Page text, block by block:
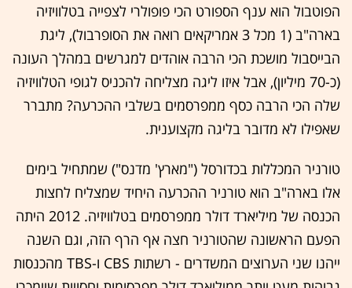
הפוטבול הוא ענף הספורט הכי פופולרי לצפייה בטלוויזיה
בארה"ב (1 מכל 3 אמריקאים רואה את הסופרבול), ליגת
הבייסבול מושכת הכי הרבה אוהדים למגרשים במהלך העונה
(כ-70 מיליון), אבל איזו ליגה מצליחה להכניס לגופי הטלוויזיה
שלה הכי הרבה כסף ממפרסמים בשלבי ההכרעה? מתברר
שאפילו לא מדובר בליגה מקצוענית.
טורניר המכללות בכדורסל ("מארץ' מדנס") שמתחיל בימים
אלו בארה"ב הוא טורניר ההכרעה היחיד שמצליח לחצות
הכנסה של מיליארד דולר ממפרסמים בטלוויזיה. 2012 היתה
הפעם הראשונה שהטורניר חצה אף הרף הזה, וגם השנה
ייהנו שני הערוצים המשדרים - רשתות CBS ו-TBS מהכנסות